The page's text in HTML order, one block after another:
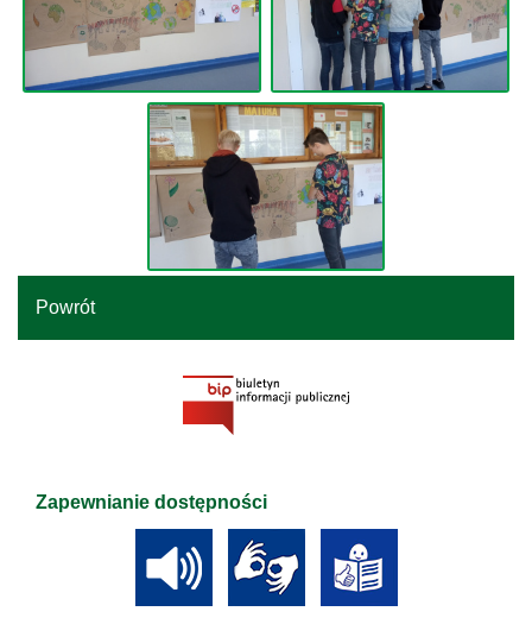
Powrót
Zapewnianie dostępności